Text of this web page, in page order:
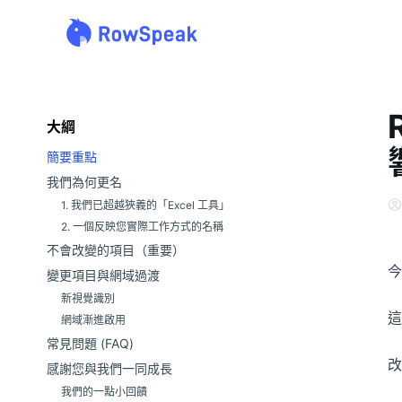
大綱
簡要重點
我們為何更名
1. 我們已超越狹義的「Excel 工具」
2. 一個反映您實際工作方式的名稱
不會改變的項目（重要）
變更項目與網域過渡
新視覺識別
網域漸進啟用
常見問題 (FAQ)
感謝您與我們一同成長
我們的一點小回饋